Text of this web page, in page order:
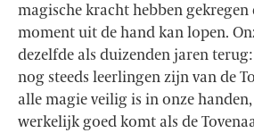
magische kracht hebben gekregen
moment uit de hand kan lopen.
dezelfde als duizenden jaren
nog steeds leerlingen zijn van de
alle magie veilig is in onze
werkelijk goed komt als de